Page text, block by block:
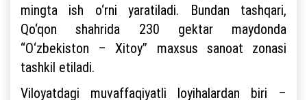
mingta ish o‘rni yaratiladi. Bundan tashqari,
Qo‘qon shahrida 230 gektar maydonda
“O‘zbekiston – Xitoy” maxsus sanoat zonasi
tashkil etiladi.
Viloyatdagi muvaffaqiyatli loyihalardan biri –